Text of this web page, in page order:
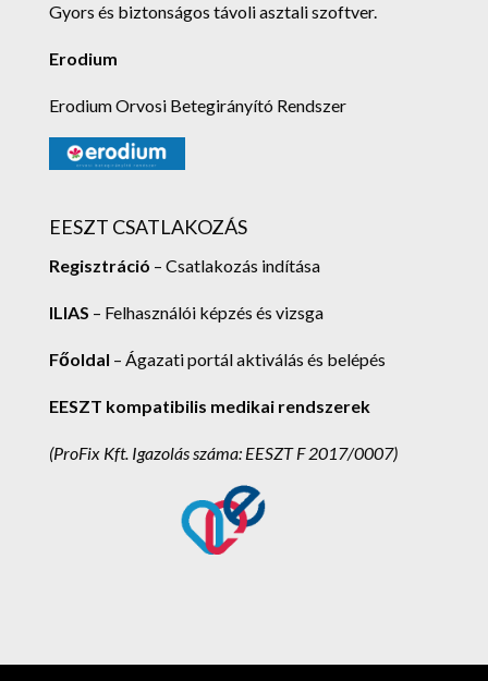
Gyors és biztonságos távoli asztali szoftver.
Erodium
Erodium Orvosi Betegirányító Rendszer
EESZT CSATLAKOZÁS
Regisztráció – Csatlakozás indítása
ILIAS – Felhasználói képzés és vizsga
Főoldal – Ágazati portál aktiválás és belépés
EESZT kompatibilis medikai rendszerek
(ProFix Kft. Igazolás száma: EESZT F 2017/0007)